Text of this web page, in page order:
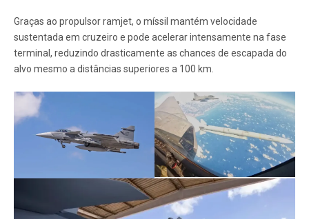
Graças ao propulsor ramjet, o míssil mantém velocidade
sustentada em cruzeiro e pode acelerar intensamente na fase
terminal, reduzindo drasticamente as chances de escapada do
alvo mesmo a distâncias superiores a 100 km.